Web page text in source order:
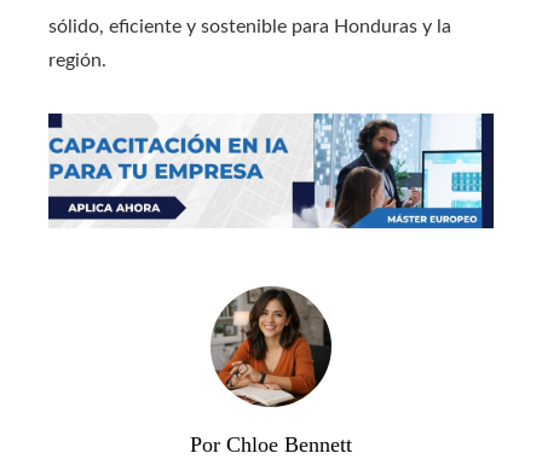
sólido, eficiente y sostenible para Honduras y la
región.
Por Chloe Bennett